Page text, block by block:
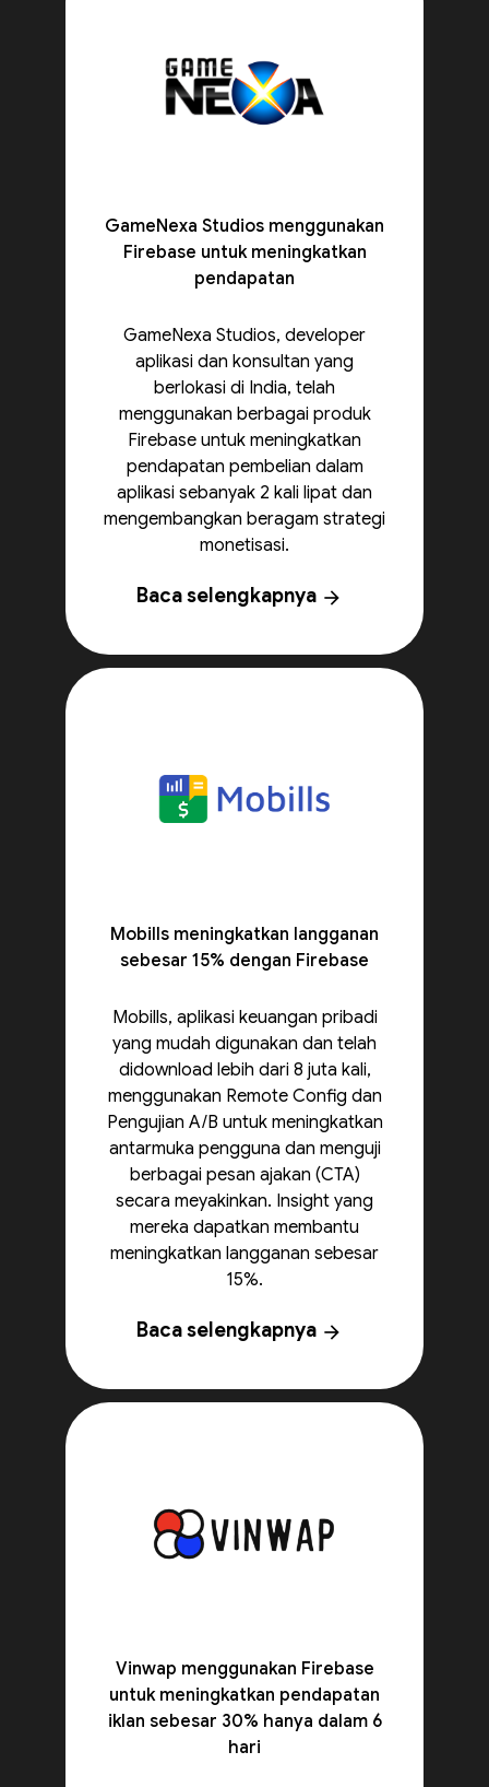
GameNexa Studios menggunakan
Firebase untuk meningkatkan
pendapatan
GameNexa Studios, developer
aplikasi dan konsultan yang
berlokasi di India, telah
menggunakan berbagai produk
Firebase untuk meningkatkan
pendapatan pembelian dalam
aplikasi sebanyak 2 kali lipat dan
mengembangkan beragam strategi
monetisasi.
Baca selengkapnya arrow_forward
Mobills meningkatkan langganan
sebesar 15% dengan Firebase
Mobills, aplikasi keuangan pribadi
yang mudah digunakan dan telah
didownload lebih dari 8 juta kali,
menggunakan Remote Config dan
Pengujian A/B untuk meningkatkan
antarmuka pengguna dan menguji
berbagai pesan ajakan (CTA)
secara meyakinkan. Insight yang
mereka dapatkan membantu
meningkatkan langganan sebesar
15%.
Baca selengkapnya arrow_forward
Vinwap menggunakan Firebase
untuk meningkatkan pendapatan
iklan sebesar 30% hanya dalam 6
hari